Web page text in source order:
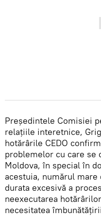
Președintele Comisiei
relațiile interetnice,
hotărârile CEDO
problemelor cu care se
Moldova, în special în
acestuia, numărul
durata excesivă a
neexecutarea
necesitatea